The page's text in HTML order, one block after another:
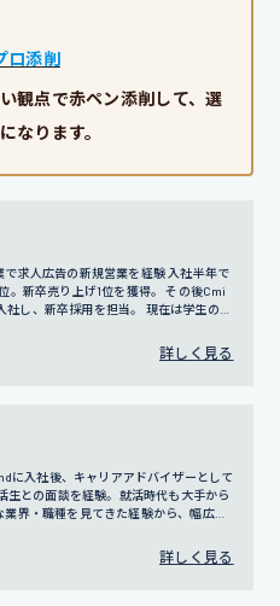
ロ添削
観点で赤ペン添削して、選
なります。
で求人広告の新規営業を経験 入社半年で
。新卒売り上げ1位を獲得。 その後Cmi
し、新卒採用を担当。 現在は学生の面
詳しく見る
に入社後、キャリアアドバイザーとして
生との面談を経験。就活時代も大手から
界・職種を見てきた経験から、幅広い
詳しく見る